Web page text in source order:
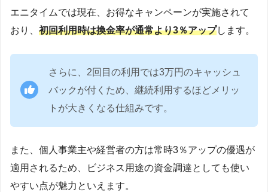
エニタイムでは現在、お得なキャンペーンが実施されて
おり、 初回利用時は換金率が通常より3％アップします。
さらに、2回目の利用では3万円のキャッシュ
バックが付くため、継続利用するほどメリッ
トが大きくなる仕組みです。
また、個人事業主や経営者の方は常時3％アップの優遇が
適用されるため、ビジネス用途の資金調達としても使い
やすい点が魅力といえます。